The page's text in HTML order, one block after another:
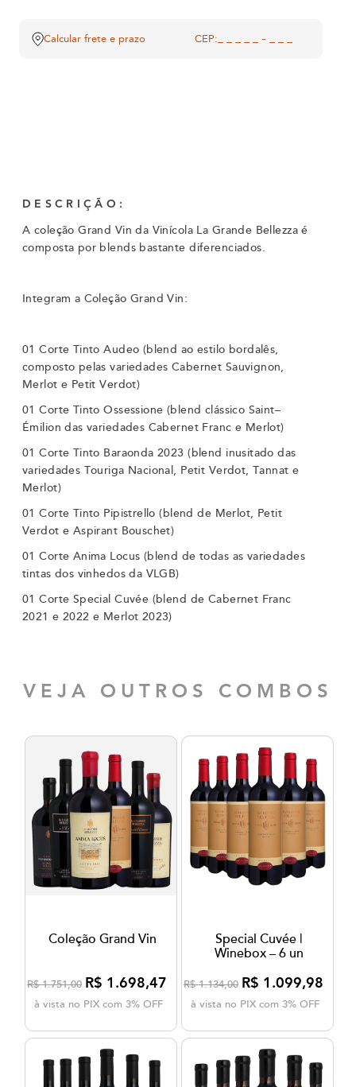
Calcular frete e prazo CEP:
DESCRIÇÃO:
A coleção Grand Vin da Vinícola La Grande Bellezza é
composta por blends bastante diferenciados.
Integram a Coleção Grand Vin:
01 Corte Tinto Audeo (blend ao estilo bordalês,
composto pelas variedades Cabernet Sauvignon,
Merlot e Petit Verdot)
01 Corte Tinto Ossessione (blend clássico Saint–
Émilion das variedades Cabernet Franc e Merlot)
01 Corte Tinto Baraonda 2023 (blend inusitado das
variedades Touriga Nacional, Petit Verdot, Tannat e
Merlot)
01 Corte Tinto Pipistrello (blend de Merlot, Petit
Verdot e Aspirant Bouschet)
01 Corte Anima Locus (blend de todas as variedades
tintas dos vinhedos da VLGB)
01 Corte Special Cuvée (blend de Cabernet Franc
2021 e 2022 e Merlot 2023)
VEJA OUTROS COMBOS
Coleção Grand Vin
R$ 1.751,00 R$ 1.698,47
à vista no PIX com 3% OFF
Special Cuvée |
Winebox – 6 un
R$ 1.134,00 R$ 1.099,98
à vista no PIX com 3% OFF